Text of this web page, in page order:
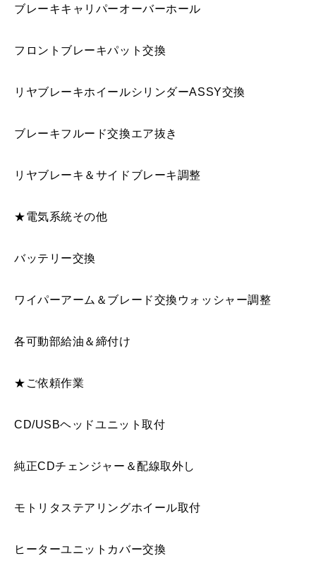
ブレーキキャリパーオーバーホール
フロントブレーキパット交換
リヤブレーキホイールシリンダーASSY交換
ブレーキフルード交換エア抜き
リヤブレーキ＆サイドブレーキ調整
★電気系統その他
バッテリー交換
ワイパーアーム＆ブレード交換ウォッシャー調整
各可動部給油＆締付け
★ご依頼作業
CD/USBヘッドユニット取付
純正CDチェンジャー＆配線取外し
モトリタステアリングホイール取付
ヒーターユニットカバー交換